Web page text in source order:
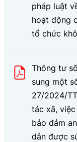
pháp luật
hoạt động
tổ chức
Thông tư
sung một
27/2024/
tác xã,
bảo đảm
dân được